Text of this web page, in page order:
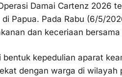
Damai Cartenz 2026
Papua. Pada Rabu (6/5/
dan keceriaan
kepedulian aparat
dengan warga di